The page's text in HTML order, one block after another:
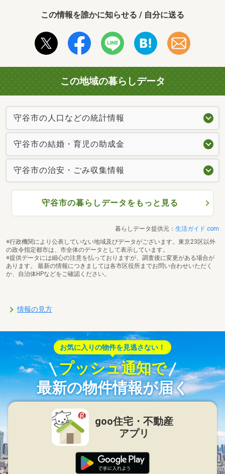
この情報を誰かに知らせる / 自分に送る
この地域の暮らしデータ
守谷市の人口などの統計情報
守谷市の結婚・育児の助成金
守谷市の治安・ごみ収集情報
守谷市の暮らしデータをもっと見る
暮らしデータ提供元： 生活ガイド.com
※行政機関により公表していない地域及びデータがございます。東京23区以外
の政令指定都市は、市全体のデータとして表示しています。
※提供データには細心の注意を払っておりますが、調査後に変更がある場合が
あります。 最新の情報につきましては各市区役所までお問い合わせいただく
か、自治体HPなどをご確認ください。
情報の見方
お気に入りの物件を見逃さない！
プッシュ通知で
最新の物件情報が届く
goo住宅・不動産
アプリ